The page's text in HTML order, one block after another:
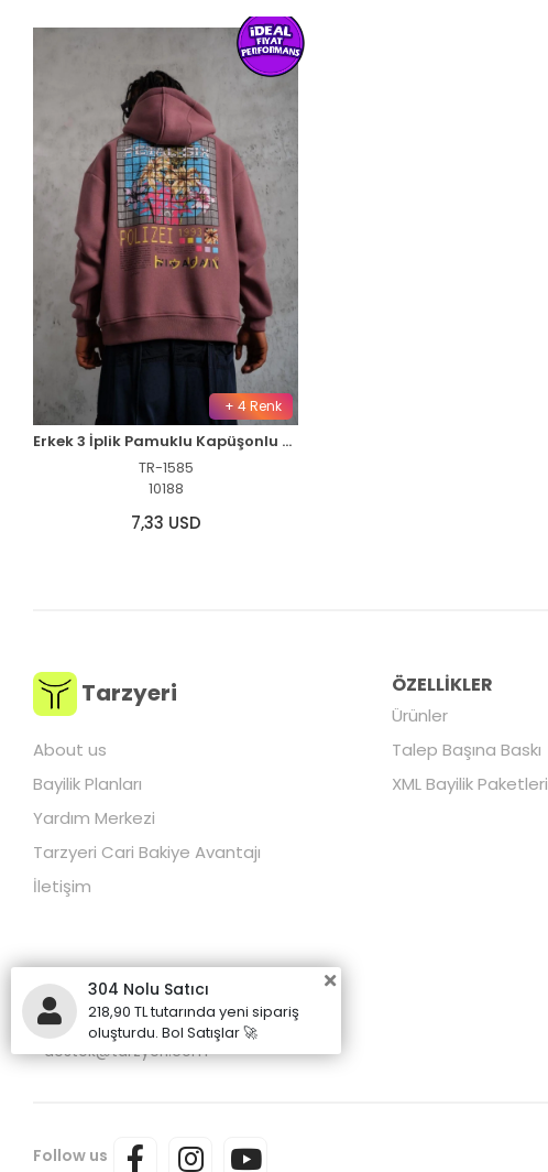
+ 4 Renk
Erkek 3 İplik Pamuklu Kapüşonlu Baskılı Cepli Oversize Sweatshirt Hoodie - Gül Kurusu
TR-1585
10188
7,33 USD
Tarzyeri
About us
Bayilik Planları
Yardım Merkezi
Tarzyeri Cari Bakiye Avantajı
İletişim
ÖZELLİKLER
Ürünler
Talep Başına Baskı
XML Bayilik Paketleri
+90 850 255 00 50
destek@tarzyeri.com
Follow us
304 Nolu Satıcı
218,90 TL tutarında yeni sipariş
oluşturdu. Bol Satışlar 🚀